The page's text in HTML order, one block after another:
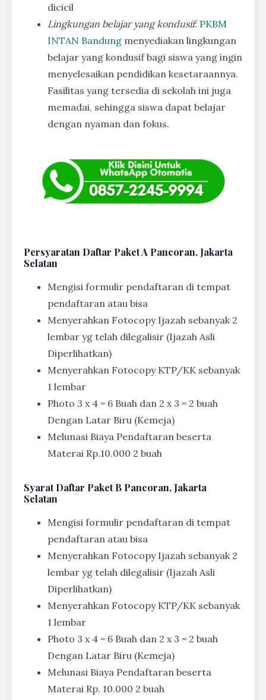
dicicil
Lingkungan belajar yang kondusif: PKBM
INTAN Bandung menyediakan lingkungan
belajar yang kondusif bagi siswa yang ingin
menyelesaikan pendidikan kesetaraannya.
Fasilitas yang tersedia di sekolah ini juga
memadai, sehingga siswa dapat belajar
dengan nyaman dan fokus.
Persyaratan Daftar Paket A Pancoran, Jakarta
Selatan
Mengisi formulir pendaftaran di tempat
pendaftaran atau bisa
Menyerahkan Fotocopy Ijazah sebanyak 2
lembar yg telah dilegalisir (Ijazah Asli
Diperlihatkan)
Menyerahkan Fotocopy KTP/KK sebanyak
1 lembar
Photo 3 x 4 = 6 Buah dan 2 x 3 = 2 buah
Dengan Latar Biru (Kemeja)
Melunasi Biaya Pendaftaran beserta
Materai Rp.10.000 2 buah
SyaratDaftar Paket B Pancoran, Jakarta
Selatan
Mengisi formulir pendaftaran di tempat
pendaftaran atau bisa
Menyerahkan Fotocopy Ijazah sebanyak 2
lembar yg telah dilegalisir (Ijazah Asli
Diperlihatkan)
Menyerahkan Fotocopy KTP/KK sebanyak
1 lembar
Photo 3 x 4 = 6 Buah dan 2 x 3 = 2 buah
Dengan Latar Biru (Kemeja)
Melunasi Biaya Pendaftaran beserta
Materai Rp. 10.000 2 buah